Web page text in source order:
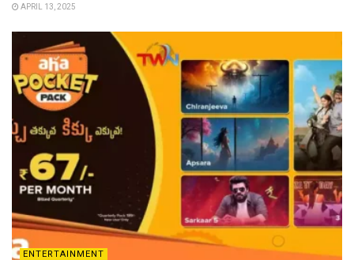
APRIL 13, 2025
ENTERTAINMENT